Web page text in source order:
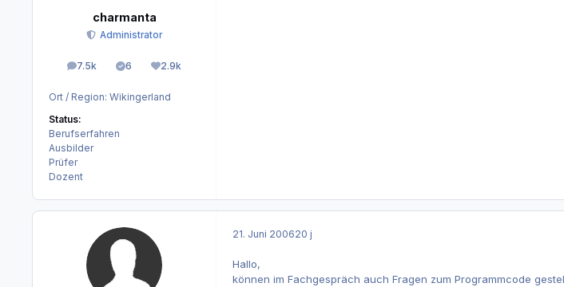
charmanta
Administrator
7.5k
Beiträge 6
Lösungen2.9k
Reputation
Ort / Region: Wikingerland
Status:
Berufserfahren
Ausbilder
Prüfer
Dozent
21. Juni 200620 j
Hallo,
können im Fachgespräch auch Fragen zum Programmcode